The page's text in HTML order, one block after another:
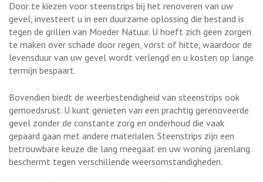
Door te kiezen voor steenstrips bij het renoveren van uw
gevel, investeert u in een duurzame oplossing die bestand is
tegen de grillen van Moeder Natuur. U hoeft zich geen zorgen
te maken over schade door regen, vorst of hitte, waardoor de
levensduur van uw gevel wordt verlengd en u kosten op lange
termijn bespaart.
Bovendien biedt de weerbestendigheid van steenstrips ook
gemoedsrust. U kunt genieten van een prachtig gerenoveerde
gevel zonder de constante zorg en onderhoud die vaak
gepaard gaan met andere materialen. Steenstrips zijn een
betrouwbare keuze die lang meegaat en uw woning jarenlang
beschermt tegen verschillende weersomstandigheden.